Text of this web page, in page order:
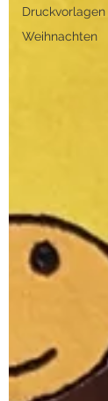
Druckvorlagen
Weihnachten